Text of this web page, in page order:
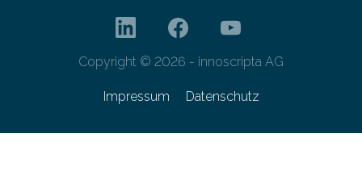
Copyright © 2026 - innoscripta AG
Impressum Datenschutz